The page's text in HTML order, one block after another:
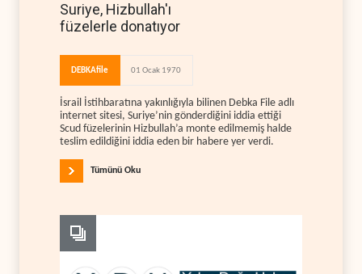
Suriye, Hizbullah'ı
füzelerle donatıyor
DEBKAfile 01 Ocak 1970
İsrail İstihbaratına yakınlığıyla bilinen Debka File adlı
internet sitesi, Suriye’nin gönderdiğini iddia ettiği
Scud füzelerinin Hizbullah’a monte edilmemiş halde
teslim edildiğini iddia eden bir habere yer verdi.
Tümünü Oku